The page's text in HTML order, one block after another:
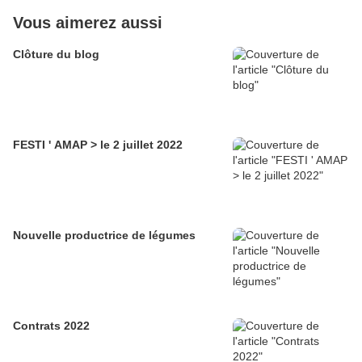
Vous aimerez aussi
Clôture du blog
FESTI ' AMAP > le 2 juillet 2022
Nouvelle productrice de légumes
Contrats 2022